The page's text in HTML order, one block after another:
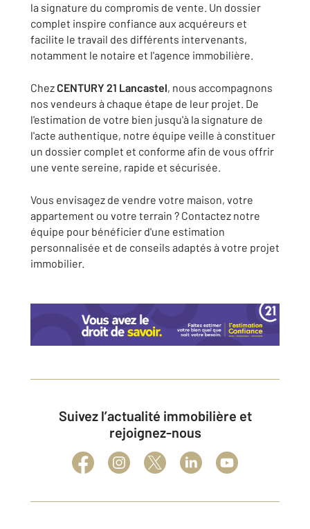
la signature du compromis de vente. Un dossier
complet inspire confiance aux acquéreurs et
facilite le travail des différents intervenants,
notamment le notaire et l'agence immobilière.
ChezCENTURY 21 Lancastel, nous accompagnons
nos vendeurs à chaque étape de leur projet. De
l'estimation de votre bien jusqu'à la signature de
l'acte authentique, notre équipe veille à constituer
un dossier complet et conforme afin de vous offrir
une vente sereine, rapide et sécurisée.
Vous envisagez de vendre votre maison, votre
appartement ou votre terrain ? Contactez notre
équipe pour bénéficier d'une estimation
personnalisée et de conseils adaptés à votre projet
immobilier.
Suivez l’actualité immobilière et
rejoignez-nous